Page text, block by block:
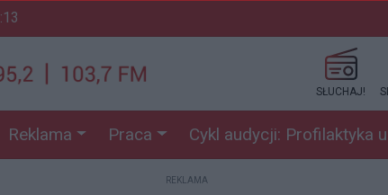
SŁUCHAJ!
Reklama Praca Cykl audycji: Profilaktyka
REKLAMA